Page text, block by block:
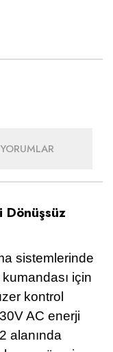
YORUMLAR
Dönüşsüz
sistemlerinde
için
kontrol
AC enerji
alanında